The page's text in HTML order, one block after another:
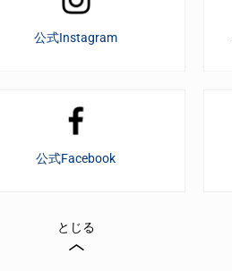
公式Instagram
公式Facebook
とじる